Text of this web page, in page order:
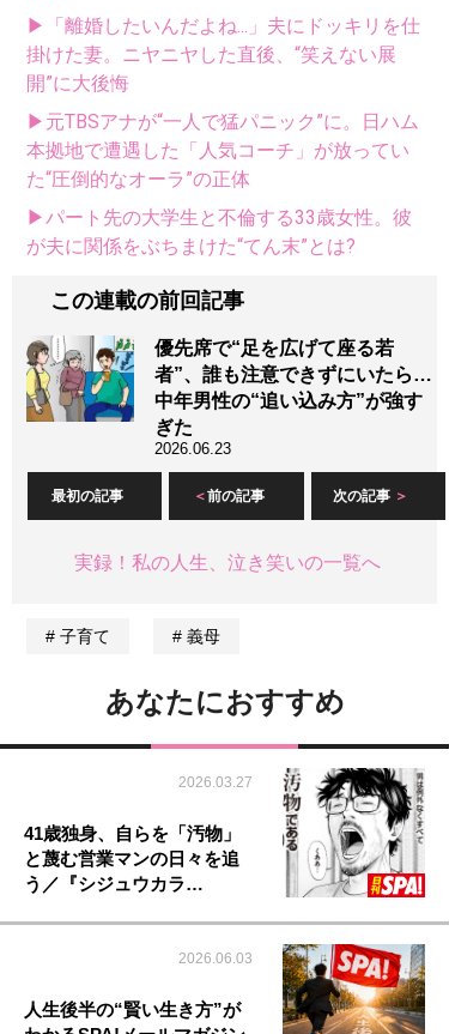
▶「離婚したいんだよね...」夫にドッキリを仕
掛けた妻。ニヤニヤした直後、“笑えない展
開”に大後悔
▶元TBSアナが“一人で猛パニック”に。日ハム
本拠地で遭遇した「人気コーチ」が放ってい
た“圧倒的なオーラ”の正体
▶パート先の大学生と不倫する33歳女性。彼
が夫に関係をぶちまけた“てん末”とは?
この連載の前回記事
優先席で“足を広げて座る若
者”、誰も注意できずにいたら…
中年男性の“追い込み方”が強す
ぎた
2026.06.23
最初の記事 前の記事 次の記事
実録！私の人生、泣き笑いの一覧へ
子育て 義母
あなたにおすすめ
2026.03.27
41歳独身、自らを「汚物」
と蔑む営業マンの日々を追
う／『シジュウカラ…
2026.06.03
人生後半の“賢い生き方”が